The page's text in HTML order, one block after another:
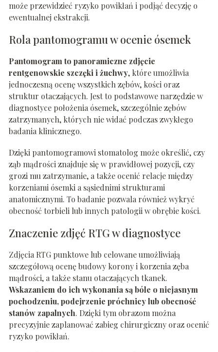
może przewidzieć ryzyko powikłań i podjąć decyzję o
ewentualnej ekstrakcji.
Rola pantomogramu w ocenie ósemek
Pantomogram to panoramiczne zdjęcie
rentgenowskie szczęki i żuchwy, które umożliwia
jednoczesną ocenę wszystkich zębów, kości oraz
struktur otaczających. Jest to podstawowe narzędzie w
diagnostyce położenia ósemek, szczególnie zębów
zatrzymanych, których nie widać podczas zwykłego
badania klinicznego.
Dzięki pantomogramowi stomatolog może określić, czy
ząb mądrości znajduje się w prawidłowej pozycji, czy
grozi mu zatrzymanie, a także ocenić relacje między
korzeniami ósemki a sąsiednimi strukturami
anatomicznymi. To badanie pozwala również wykryć
obecność torbieli lub innych patologii w obrębie kości.
Znaczenie zdjęć RTG w diagnostyce
Zdjęcia RTG punktowe lub celowane umożliwiają
szczegółową ocenę budowy korony i korzenia zęba
mądrości, a także stanu otaczających tkanek.
Wskazaniem do ich wykonania są bóle o niejasnym
pochodzeniu, podejrzenie próchnicy lub obecność
stanów zapalnych. Dzięki tym obrazom można
precyzyjnie zaplanować zabieg chirurgiczny oraz ocenić
ryzyko powikłań.